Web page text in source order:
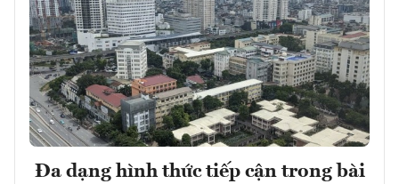
Đa dạng hình thức tiếp cận trong bài